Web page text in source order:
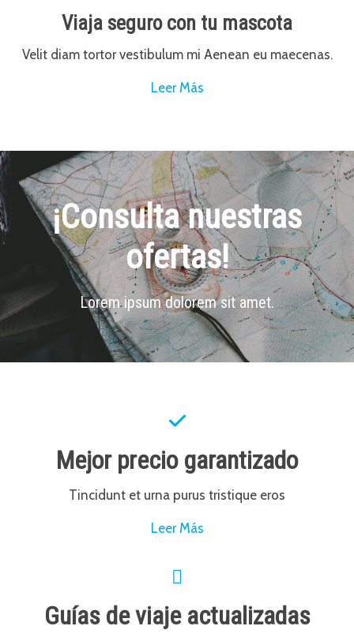
Viaja seguro con tu mascota
Velit diam tortor vestibulum mi Aenean eu maecenas.
Leer Más
¡Consulta nuestras
ofertas!
Lorem ipsum dolorem sit amet.
Mejor precio garantizado
Tincidunt et urna purus tristique eros
Leer Más
Guías de viaje actualizadas